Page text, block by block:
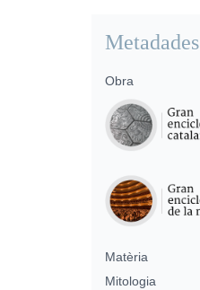
Metadades
Obra
Matèria
Mitologia